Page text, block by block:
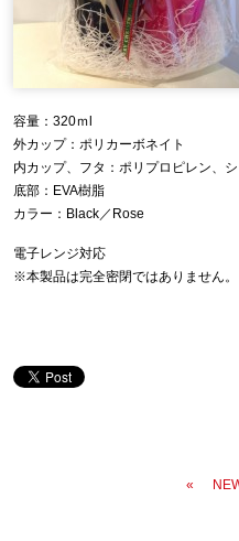
容量：320ｍl
外カップ：ポリカーボネイト
内カップ、フタ：ポリプロピレン、
底部：EVA樹脂
カラー：Black／Rose
電子レンジ対応
※本製品は完全密閉ではありません。
«